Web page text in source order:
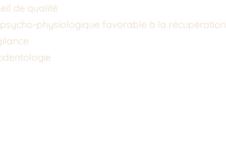
de qualité
physiologique favorable à la récupération